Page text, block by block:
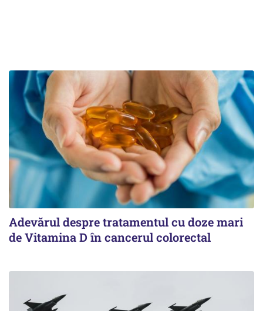
Adevărul despre tratamentul cu doze mari
de Vitamina D în cancerul colorectal